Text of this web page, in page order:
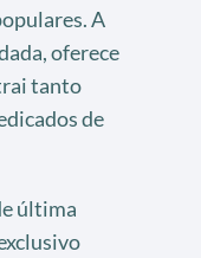
A
oferece
tanto
de
última